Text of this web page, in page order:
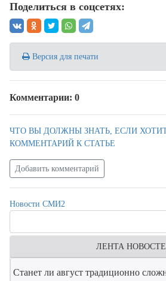
Поделиться в соцсетях:
Версия для печати
Комментарии: 0
ЧТО ВЫ ДОЛЖНЫ ЗНАТЬ, ЕСЛИ
КОММЕНТАРИЙ К СТАТЬЕ
Добавить комментарий
Новости СМИ2
ЛЕНТА
Станет ли август традиционно